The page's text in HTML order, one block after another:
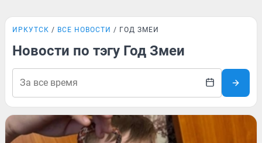
ИРКУТСК ВСЕ НОВОСТИ ГОД ЗМЕИ
Новости по тэгу Год Змеи